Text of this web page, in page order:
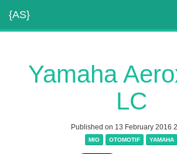
{AS}
Yamaha
LC
Published on 13 February 2016
MIO OTOMOTIF YAMAHA